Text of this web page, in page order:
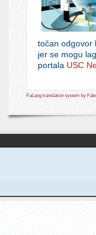
točan odgovor
jer se mogu
portala USC
FaLang translation system by